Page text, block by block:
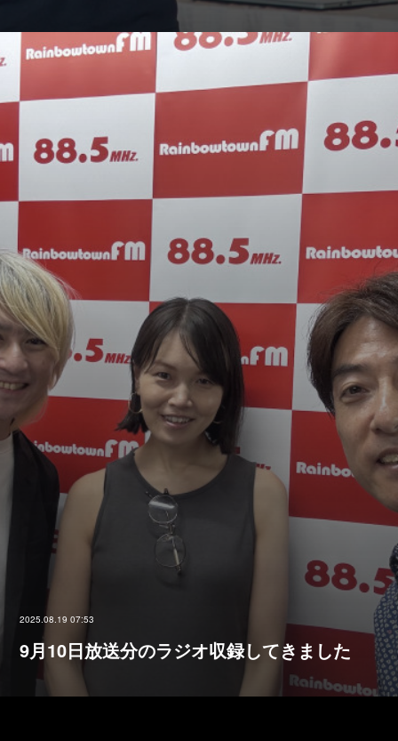
2025.08.19 07:53
9月10日放送分のラジオ収録してきました